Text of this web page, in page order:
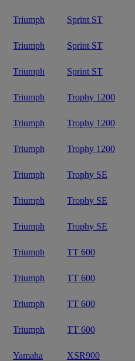
Triumph Sprint ST
Triumph Sprint ST
Triumph Sprint ST
Triumph Trophy 1200
Triumph Trophy 1200
Triumph Trophy 1200
Triumph Trophy SE
Triumph Trophy SE
Triumph Trophy SE
Triumph TT 600
Triumph TT 600
Triumph TT 600
Triumph TT 600
Yamaha XSR900